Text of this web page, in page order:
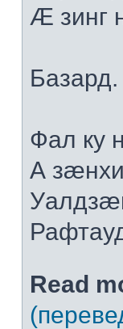
Æ зинг
Базард.
Фал ку
А
Read